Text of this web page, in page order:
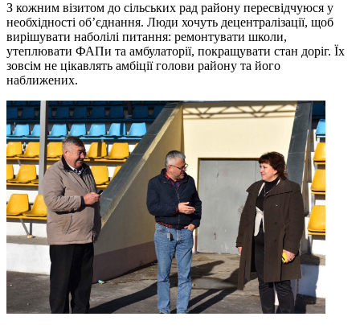
З кожним візитом до сільських рад району пересвідчуюся у
необхідності об’єднання. Люди хочуть децентралізації, щоб
вирішувати наболілі питання: ремонтувати школи,
утеплювати ФАПи та амбулаторії, покращувати стан доріг. Їх
зовсім не цікавлять амбіції голови району та його
наближених.